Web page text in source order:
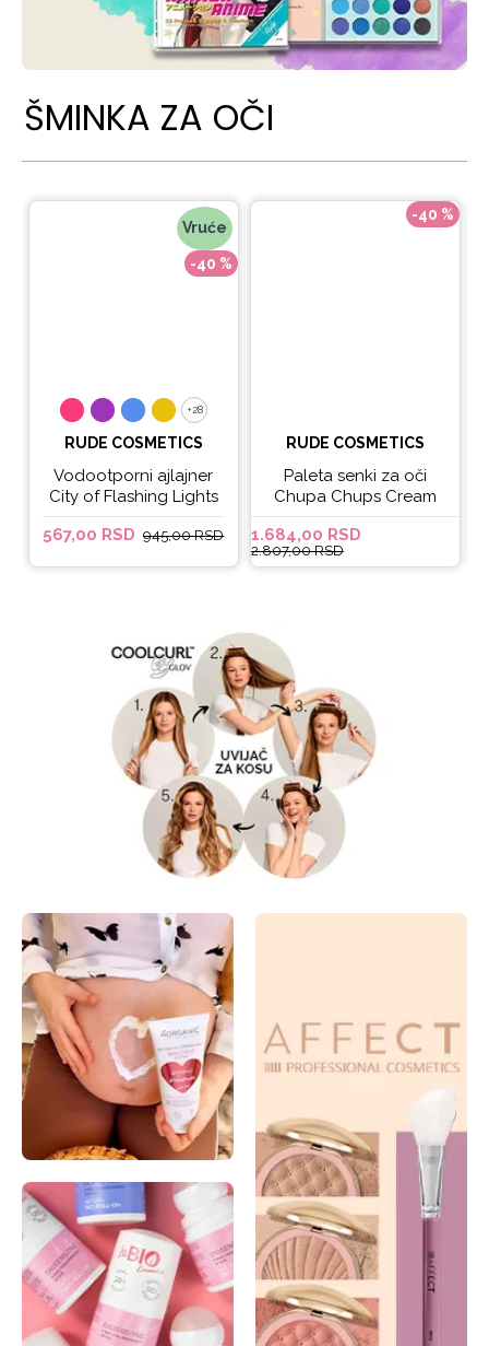
ŠMINKA ZA OČI
Vruće
-40 %
+28
+28
RUDE COSMETICS
Vodootporni ajlajner
City of Flashing Lights
Micro Retractable Liner
- It's Lit
567,00 RSD 945,00 RSD
-40 %
RUDE COSMETICS
Paleta senki za oči
Chupa Chups Cream
Soda
1.684,00 RSD
2.807,00 RSD